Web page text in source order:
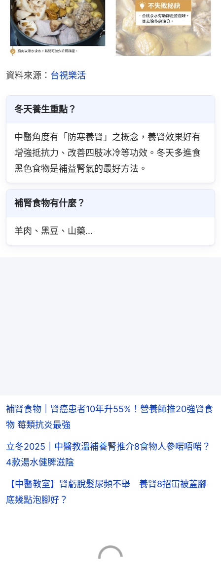
資料來源： 台視樂活
冬天養生重點？
中醫角度有「防寒養腎」之概念，養腎效果好有
增強抵抗力、改善四肢冰冷等功效。冬天多進食
黑色食物是補益腎氣的最好方法。
補腎食物有什麼？
羊肉、黑豆、山藥...
補腎食物｜腎癌患者10年升55%！營養師推20強腎食
物 莓類抗炎最強
立冬2025｜中醫教溫補養腎推介8食物人參啱唔啱？
4款湯水健脾滋陰
【中醫教室】腎虧脫髮尿頻不舉 養腎8招冚被蓋腳
底幾點泡腳好？